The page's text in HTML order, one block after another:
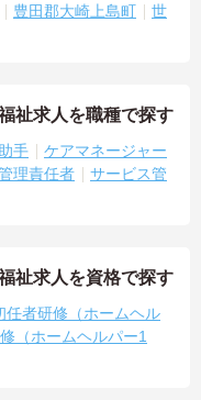
豊田郡大崎上島町
世
祉求人を職種で探す
手
ケアマネージャー
理責任者
サービス管
祉求人を資格で探す
任者研修（ホームヘル
（ホームヘルパー1